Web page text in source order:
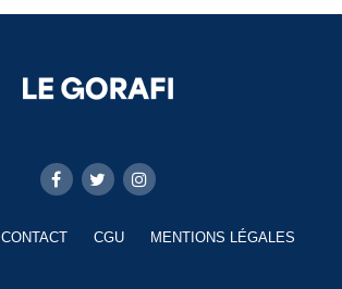
CONTACT CGU MENTIONS LÉGALES